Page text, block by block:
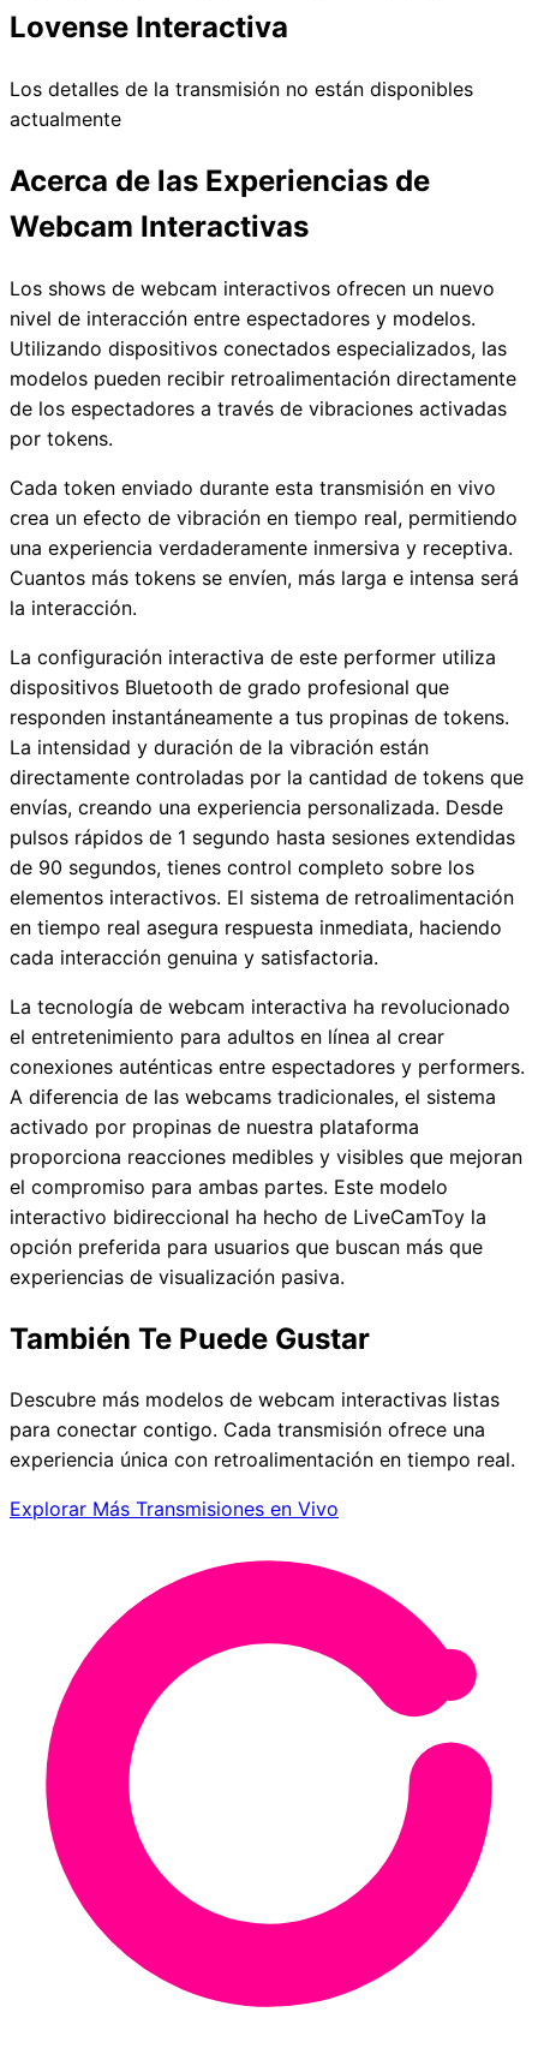
Lovense Interactiva
Los detalles de la transmisión no están disponibles
actualmente
Acerca de las Experiencias de
Webcam Interactivas
Los shows de webcam interactivos ofrecen un nuevo
nivel de interacción entre espectadores y modelos.
Utilizando dispositivos conectados especializados, las
modelos pueden recibir retroalimentación directamente
de los espectadores a través de vibraciones activadas
por tokens.
Cada token enviado durante esta transmisión en vivo
crea un efecto de vibración en tiempo real, permitiendo
una experiencia verdaderamente inmersiva y receptiva.
Cuantos más tokens se envíen, más larga e intensa será
la interacción.
La configuración interactiva de este performer utiliza
dispositivos Bluetooth de grado profesional que
responden instantáneamente a tus propinas de tokens.
La intensidad y duración de la vibración están
directamente controladas por la cantidad de tokens que
envías, creando una experiencia personalizada. Desde
pulsos rápidos de 1 segundo hasta sesiones extendidas
de 90 segundos, tienes control completo sobre los
elementos interactivos. El sistema de retroalimentación
en tiempo real asegura respuesta inmediata, haciendo
cada interacción genuina y satisfactoria.
La tecnología de webcam interactiva ha revolucionado
el entretenimiento para adultos en línea al crear
conexiones auténticas entre espectadores y performers.
A diferencia de las webcams tradicionales, el sistema
activado por propinas de nuestra plataforma
proporciona reacciones medibles y visibles que mejoran
el compromiso para ambas partes. Este modelo
interactivo bidireccional ha hecho de LiveCamToy la
opción preferida para usuarios que buscan más que
experiencias de visualización pasiva.
También Te Puede Gustar
Descubre más modelos de webcam interactivas listas
para conectar contigo. Cada transmisión ofrece una
experiencia única con retroalimentación en tiempo real.
Explorar Más Transmisiones en Vivo